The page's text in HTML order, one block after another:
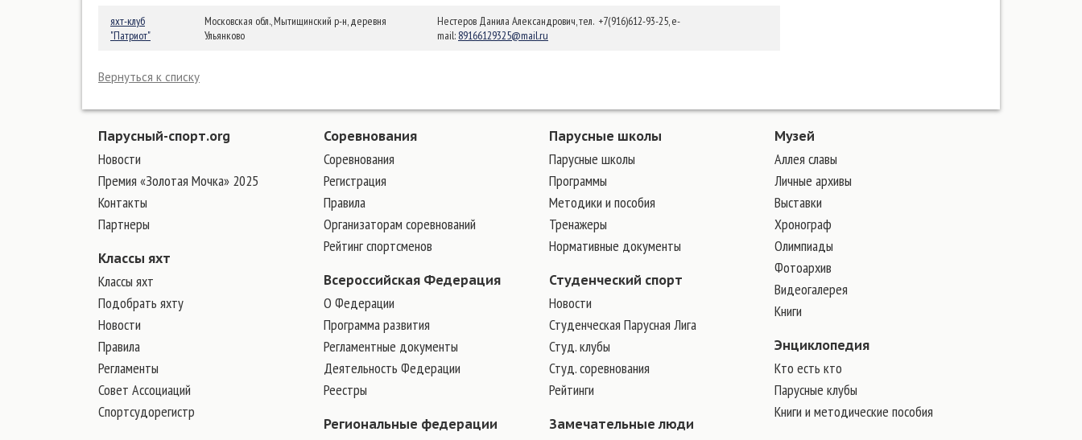
яхт-клуб
"Патриот"
Московская обл., Мытищинский р-н, деревня
Ульянково
Нестеров Данила Александрович, тел. +7(916)612-93-25, e-
mail: 89166129325@mail.ru
Вернуться к списку
Парусный-спорт.org
Новости
Премия «Золотая Мочка» 2025
Контакты
Партнеры
Классы яхт
Классы яхт
Подобрать яхту
Новости
Правила
Регламенты
Совет Ассоциаций
Спортсудорегистр
Соревнования
Соревнования
Регистрация
Правила
Организаторам соревнований
Рейтинг спортсменов
Всероссийская Федерация
О Федерации
Программа развития
Регламентные документы
Деятельность Федерации
Реестры
Региональные федерации
Парусные школы
Парусные школы
Программы
Методики и пособия
Тренажеры
Нормативные документы
Студенческий спорт
Новости
Студенческая Парусная Лига
Студ. клубы
Студ. соревнования
Рейтинги
Замечательные люди
Музей
Аллея славы
Личные архивы
Выставки
Хронограф
Олимпиады
Фотоархив
Видеогалерея
Книги
Энциклопедия
Кто есть кто
Парусные клубы
Книги и методические пособия